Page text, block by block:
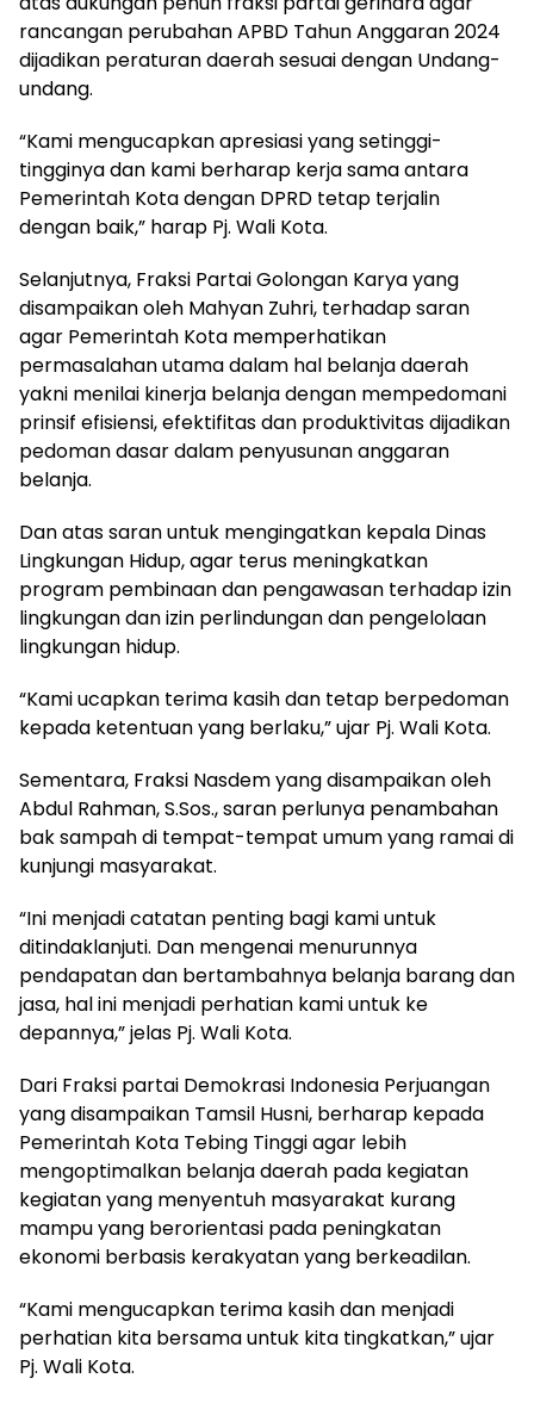
rancangan perubahan APBD Tahun Anggaran 2024
dijadikan peraturan daerah sesuai dengan Undang-
undang.
“Kami mengucapkan apresiasi yang setinggi-
tingginya dan kami berharap kerja sama antara
Pemerintah Kota dengan DPRD tetap terjalin
dengan baik,” harap Pj. Wali Kota.
Selanjutnya, Fraksi Partai Golongan Karya yang
disampaikan oleh Mahyan Zuhri, terhadap saran
agar Pemerintah Kota memperhatikan
permasalahan utama dalam hal belanja daerah
yakni menilai kinerja belanja dengan mempedomani
prinsif efisiensi, efektifitas dan produktivitas dijadikan
pedoman dasar dalam penyusunan anggaran
belanja.
Dan atas saran untuk mengingatkan kepala Dinas
Lingkungan Hidup, agar terus meningkatkan
program pembinaan dan pengawasan terhadap izin
lingkungan dan izin perlindungan dan pengelolaan
lingkungan hidup.
“Kami ucapkan terima kasih dan tetap berpedoman
kepada ketentuan yang berlaku,” ujar Pj. Wali Kota.
Sementara, Fraksi Nasdem yang disampaikan oleh
Abdul Rahman, S.Sos., saran perlunya penambahan
bak sampah di tempat-tempat umum yang ramai di
kunjungi masyarakat.
“Ini menjadi catatan penting bagi kami untuk
ditindaklanjuti. Dan mengenai menurunnya
pendapatan dan bertambahnya belanja barang dan
jasa, hal ini menjadi perhatian kami untuk ke
depannya,” jelas Pj. Wali Kota.
Dari Fraksi partai Demokrasi Indonesia Perjuangan
yang disampaikan Tamsil Husni, berharap kepada
Pemerintah Kota Tebing Tinggi agar lebih
mengoptimalkan belanja daerah pada kegiatan
kegiatan yang menyentuh masyarakat kurang
mampu yang berorientasi pada peningkatan
ekonomi berbasis kerakyatan yang berkeadilan.
“Kami mengucapkan terima kasih dan menjadi
perhatian kita bersama untuk kita tingkatkan,” ujar
Pj. Wali Kota.